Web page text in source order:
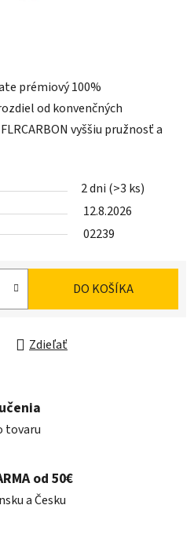
prémiový 100%
od konvenčných
vyššiu pružnosť a
2 dni (>3 ks)
12.8.2026
02239
DO KOŠÍKA
Zdieľať
tovaru
od 50€
a Česku